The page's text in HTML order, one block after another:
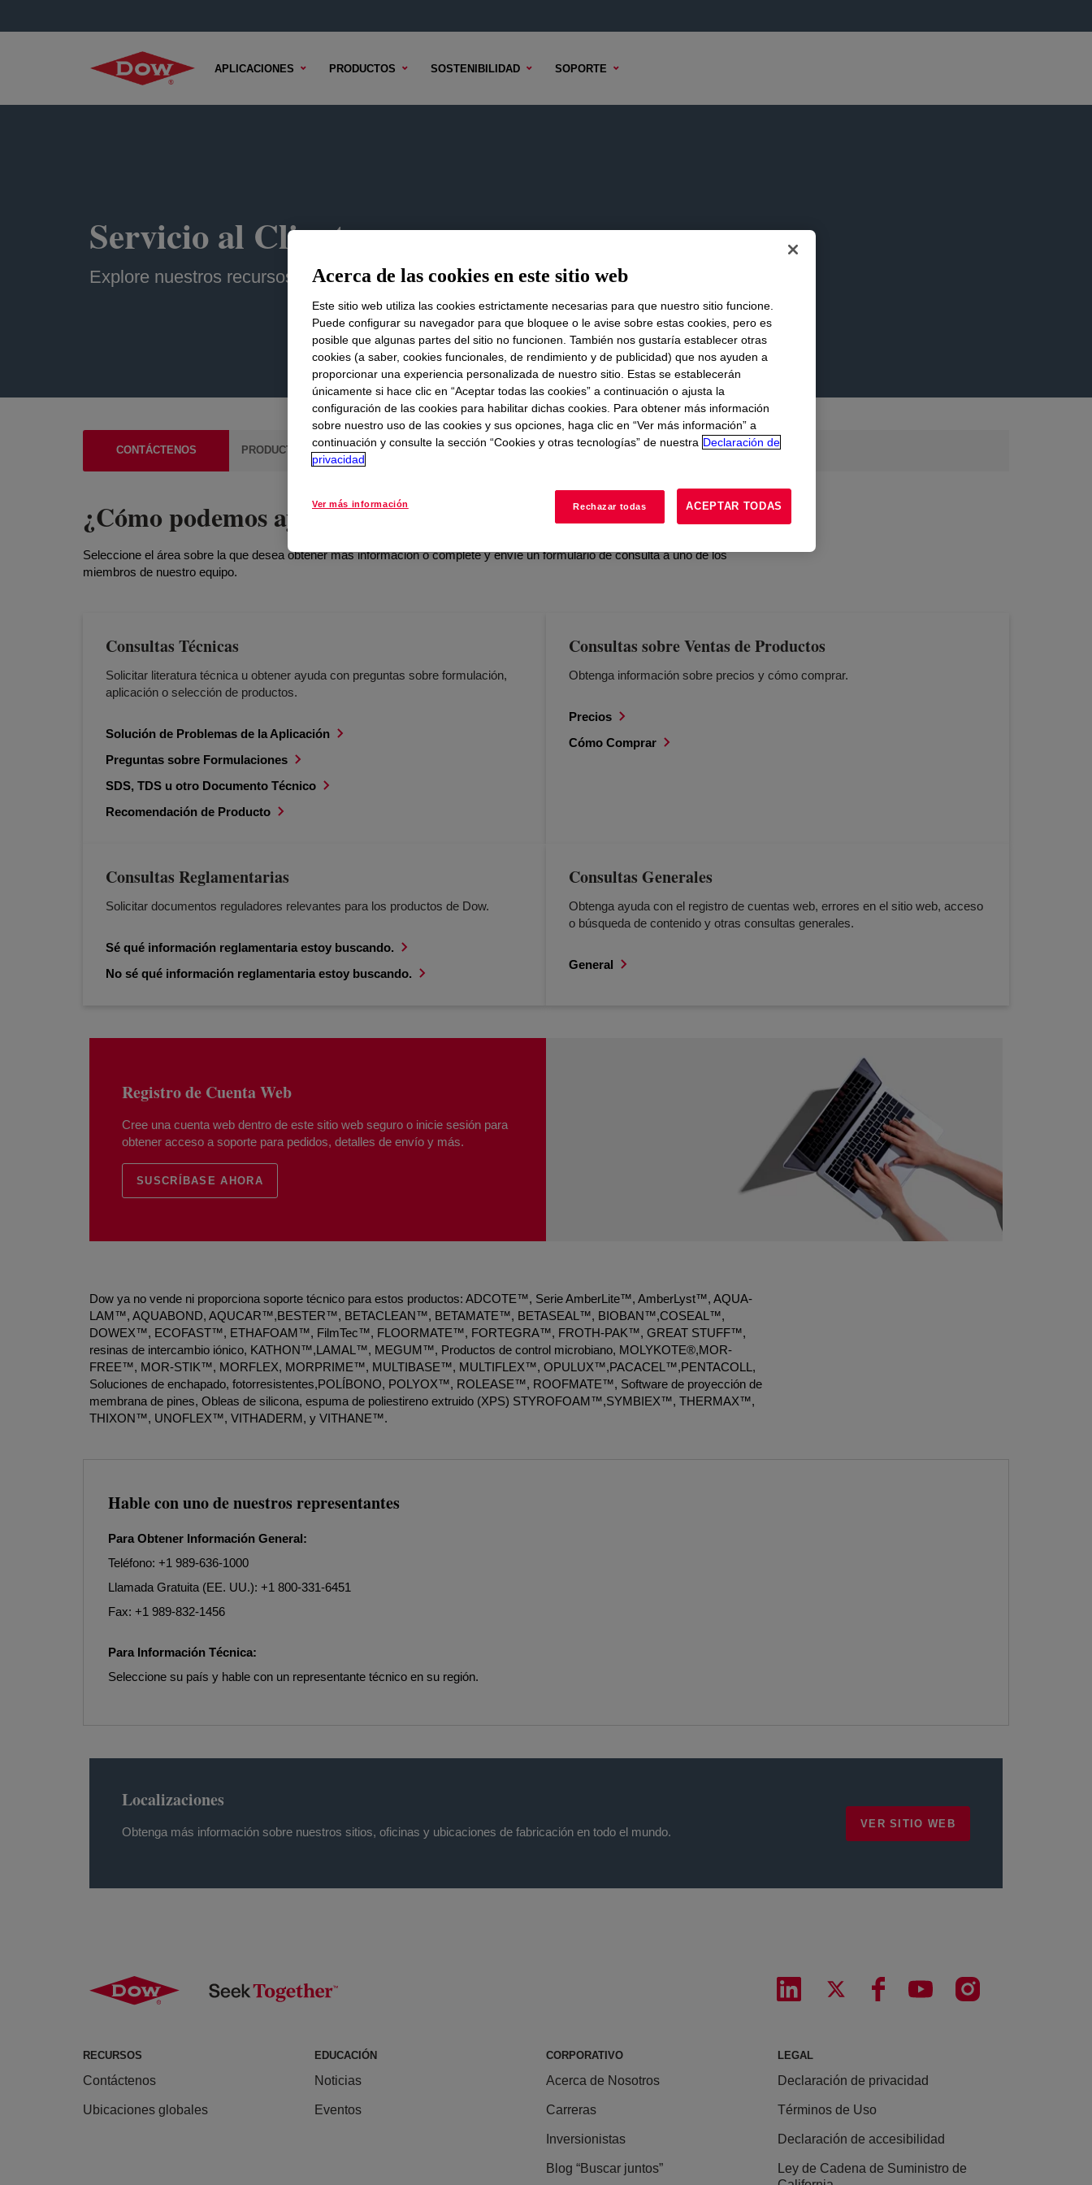
APLICACIONES PRODUCTOS SOSTENIBILIDAD SOPORTE
Servicio al Cliente
Explore nuestros recursos o comuníquese con nosotros.
CONTÁCTENOS PRODUCTO Y PERÍODO SALUD Y SEGURIDAD REGLAMENTARIO CÓMO USAR DOW.COM
¿Cómo podemos ayudarlo?
Seleccione el área sobre la que desea obtener más información o complete y envíe un formulario de consulta a uno de los
miembros de nuestro equipo.
Consultas Técnicas
Solicitar literatura técnica u obtener ayuda con preguntas sobre formulación,
aplicación o selección de productos.
Solución de Problemas de la Aplicación
Preguntas sobre Formulaciones
SDS, TDS u otro Documento Técnico
Recomendación de Producto
Consultas sobre Ventas de Productos
Obtenga información sobre precios y cómo comprar.
Precios
Cómo Comprar
Consultas Reglamentarias
Solicitar documentos reguladores relevantes para los productos de Dow.
Sé qué información reglamentaria estoy buscando.
No sé qué información reglamentaria estoy buscando.
Consultas Generales
Obtenga ayuda con el registro de cuentas web, errores en el sitio web, acceso
o búsqueda de contenido y otras consultas generales.
General
Registro de Cuenta Web
Cree una cuenta web dentro de este sitio web seguro o inicie sesión para
obtener acceso a soporte para pedidos, detalles de envío y más.
SUSCRÍBASE AHORA
Dow ya no vende ni proporciona soporte técnico para estos productos: ADCOTE™, Serie AmberLite™, AmberLyst™, AQUA-
LAM™, AQUABOND, AQUCAR™,BESTER™, BETACLEAN™, BETAMATE™, BETASEAL™, BIOBAN™,COSEAL™,
DOWEX™, ECOFAST™, ETHAFOAM™, FilmTec™, FLOORMATE™, FORTEGRA™, FROTH-PAK™, GREAT STUFF™,
resinas de intercambio iónico, KATHON™,LAMAL™, MEGUM™, Productos de control microbiano, MOLYKOTE®,MOR-
FREE™, MOR-STIK™, MORFLEX, MORPRIME™, MULTIBASE™, MULTIFLEX™, OPULUX™,PACACEL™,PENTACOLL,
Soluciones de enchapado, fotorresistentes,POLÍBONO, POLYOX™, ROLEASE™, ROOFMATE™, Software de proyección de
membrana de pines, Obleas de silicona, espuma de poliestireno extruido (XPS) STYROFOAM™,SYMBIEX™, THERMAX™,
THIXON™, UNOFLEX™, VITHADERM, y VITHANE™.
Hable con uno de nuestros representantes
Para Obtener Información General:
Teléfono: +1 989-636-1000
Llamada Gratuita (EE. UU.): +1 800-331-6451
Fax: +1 989-832-1456
Para Información Técnica:
Seleccione su país y hable con un representante técnico en su región.
Localizaciones
Obtenga más información sobre nuestros sitios, oficinas y ubicaciones de fabricación en todo el mundo.
VER SITIO WEB
RECURSOS
Contáctenos
Ubicaciones globales
EDUCACIÓN
Noticias
Eventos
CORPORATIVO
Acerca de Nosotros
Carreras
Inversionistas
Blog “Buscar juntos”
LEGAL
Declaración de privacidad
Términos de Uso
Declaración de accesibilidad
Ley de Cadena de Suministro de
Acerca de las cookies en este sitio web
Este sitio web utiliza las cookies estrictamente necesarias para que nuestro sitio funcione.
Puede configurar su navegador para que bloquee o le avise sobre estas cookies, pero es
posible que algunas partes del sitio no funcionen. También nos gustaría establecer otras
cookies (a saber, cookies funcionales, de rendimiento y de publicidad) que nos ayuden a
proporcionar una experiencia personalizada de nuestro sitio. Estas se establecerán
únicamente si hace clic en “Aceptar todas las cookies” a continuación o ajusta la
configuración de las cookies para habilitar dichas cookies. Para obtener más información
sobre nuestro uso de las cookies y sus opciones, haga clic en “Ver más información” a
continuación y consulte la sección “Cookies y otras tecnologías” de nuestra Declaración de
privacidad
Ver más información Rechazar todas ACEPTAR TODAS